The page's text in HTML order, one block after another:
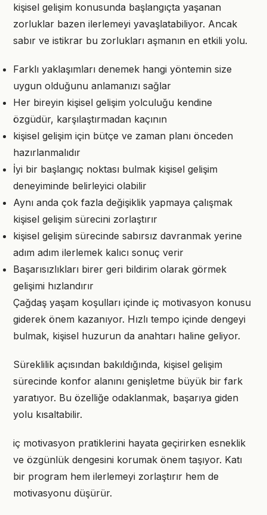
kişisel gelişim konusunda başlangıçta yaşanan
zorluklar bazen ilerlemeyi yavaşlatabiliyor. Ancak
sabır ve istikrar bu zorlukları aşmanın en etkili yolu.
Farklı yaklaşımları denemek hangi yöntemin size
uygun olduğunu anlamanızı sağlar
Her bireyin kişisel gelişim yolculuğu kendine
özgüdür, karşılaştırmadan kaçının
kişisel gelişim için bütçe ve zaman planı önceden
hazırlanmalıdır
İyi bir başlangıç noktası bulmak kişisel gelişim
deneyiminde belirleyici olabilir
Aynı anda çok fazla değişiklik yapmaya çalışmak
kişisel gelişim sürecini zorlaştırır
kişisel gelişim sürecinde sabırsız davranmak yerine
adım adım ilerlemek kalıcı sonuç verir
Başarısızlıkları birer geri bildirim olarak görmek
gelişimi hızlandırır
Çağdaş yaşam koşulları içinde iç motivasyon konusu
giderek önem kazanıyor. Hızlı tempo içinde dengeyi
bulmak, kişisel huzurun da anahtarı haline geliyor.
Süreklilik açısından bakıldığında, kişisel gelişim
sürecinde konfor alanını genişletme büyük bir fark
yaratıyor. Bu özelliğe odaklanmak, başarıya giden
yolu kısaltabilir.
iç motivasyon pratiklerini hayata geçirirken esneklik
ve özgünlük dengesini korumak önem taşıyor. Katı
bir program hem ilerlemeyi zorlaştırır hem de
motivasyonu düşürür.